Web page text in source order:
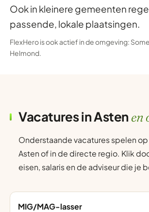
Ook in kleinere gemeenten
passende, lokale plaatsingen.
FlexHero is ook actief in de omgeving:
Helmond.
Vacatures in Astenen
Onderstaande vacatures spelen
Asten of in de directe regio. Klik
eisen, salaris en de adviseur die je
MIG/MAG-lasser